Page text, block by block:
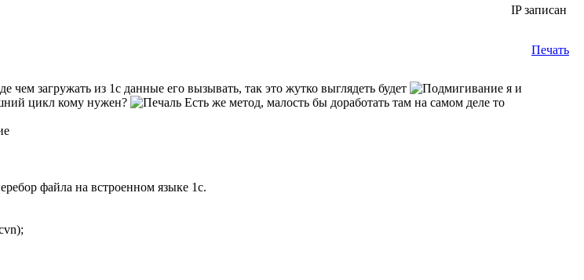
IP записан
Печать
чем загружать из 1с данные его вызывать, так это жутко выглядеть будет
я и
цикл кому нужен?
Есть же метод, малость бы доработать там на самом деле то
файла на встроенном языке 1с.